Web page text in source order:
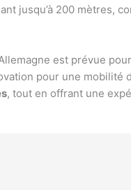
jusqu’à 200 mètres,
est prévue
pour une
, tout en offrant une